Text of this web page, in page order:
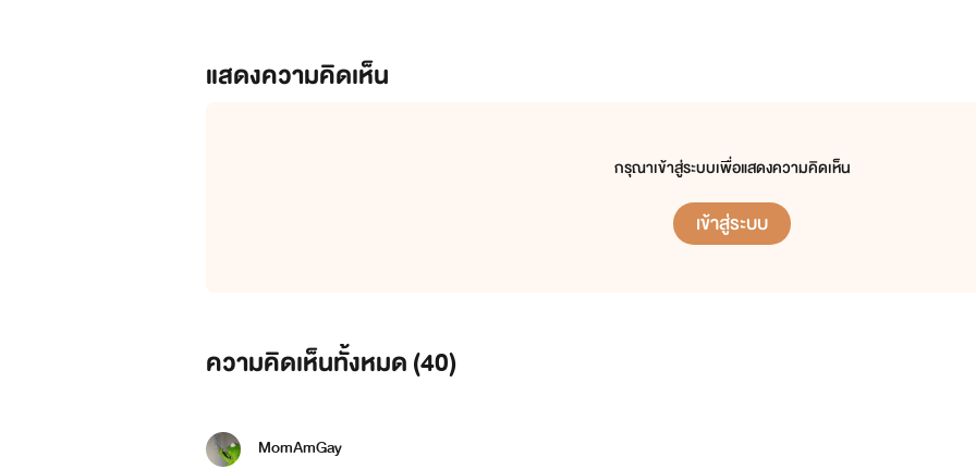
แสดงความคิดเห็น
กรุณาเข้าสู่ระบบเพื่อแสดงความคิดเห็น
เข้าสู่ระบบ
ความคิดเห็นทั้งหมด (40)
MomAmGay